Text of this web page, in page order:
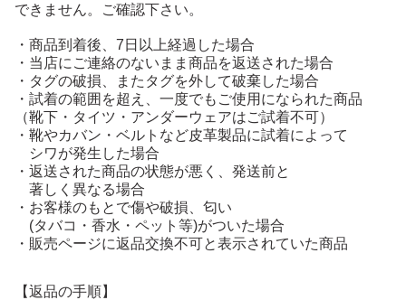
できません。
ご確認下さい。
・商品到着後、7日以上経過した場合
・当店にご連絡のないまま商品を返送された場合
・タグの破損、またタグを外して破棄した場合
・試着の範囲を超え、一度でもご使用になられた商品
（靴下・タイツ・アンダーウェアはご試着不可）
・靴やカバン・ベルトなど皮革製品に試着によって
シワが発生した場合
・返送された商品の状態が悪く、発送前と
著しく異なる場合
・お客様のもとで傷や破損、匂い
(タバコ・香水・ペット等)がついた場合
・販売ページに返品交換不可と表示されていた商品
【返品の手順】